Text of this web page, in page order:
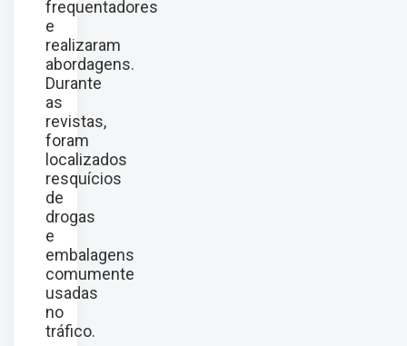
frequentadores
e
realizaram
abordagens.
Durante
as
revistas,
foram
localizados
resquícios
de
drogas
e
embalagens
comumente
usadas
no
tráfico.